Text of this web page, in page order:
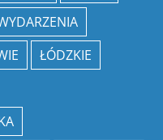
ŁÓDZKIE